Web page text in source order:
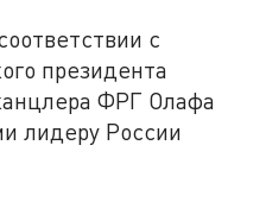
с
президента
ФРГ Олафа
лидеру России